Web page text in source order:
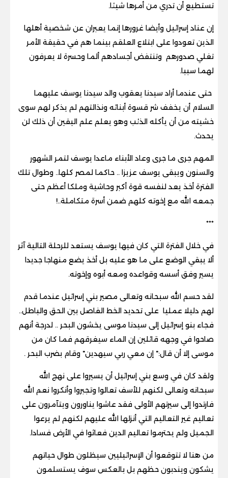
تستطيع أن تدري من أمرها شيئا.
إن عناد إسرائيل وأيضا غرورها إنما يعبران عن شخصية أهلها
الذين تعودوا على ابتلاع العلقم بينما هم في حقيقة الأمر
تغلي صدورهم وتنتفض أجسادهم ألما وحسرة لا يعرفون
لهما سببا.
حتى عندما أراد سيدنا يعقوب والد سيدنا يوسف عليهما
السلام أن يخفف شر قسوة أبنائه ونذالتهم لم يذكر لهم سوى
خشيته من أن يأكله الذئب وهو يعلم علم اليقين أن ذلك لن
يحدث.
المهم جرى ما جرى وعاد الأبناء ماعدا يوسف لتمر الشهور
والسنون ويبقى يوسف عزيزا .. حاكما لمصر كلها.. وطوال تلك
الفترة أخذ يعد لنفسه قوة أكبر وحاشية وملكا أعظم حتى
جمعه الله مع إخوته كلهم ضمن أسرة متكاملة..!
***
في خلال الفترة التي كان فيها يوسف يستعد للرحلة التالية آثر
ألا يبقي الوضع على ما هو عليه بل أخذ يضع منهاجا جديدا
يسير وفق أسسه وقواعده ومعه أبوه وإخوته.
لقد حسم الله سبحانه وتعالى مصير بني إسرائيل عندما قدم
لهم دليلا عمليا على تحديد الخط الفاصل بين الحق والباطل..
فجاء بنو إسرائيل إلى سيدنا موسى يخشون البحر .. لدرجة أنهم
صاحوا في وجهه قائلين إن الماء سيغرقهم فما كان من
موسى إلا أن قال:" إن معي ربي سيهدين" وقام بضرب البحر .
ولقد كان في وسع بني إسرائيل أن يسيروا على نهج الله
سبحانه وتعالى لكنهم للأسف تعالوا وتجبروا وأنكروا نعم الله
فارتدوا إلى سيرتهم الأولى فقد عاشوا يناورون ويتآمرون على
تعاليم غير التعاليم التي أنزلها الله عليهم لكنهم لم يرعوا
الجميل ولم يحترموا تعاليم الدين فعاثوا في الأرض فسادا.
من هنا لا تتوقعوا أن الإسرائيليين سيظلون طوال حياتهم
يشكون ويندبون حظهم بل بالعكس سوف يستسلمون